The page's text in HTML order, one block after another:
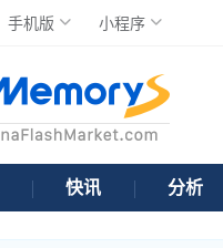
手机版 小程序
快讯 分析